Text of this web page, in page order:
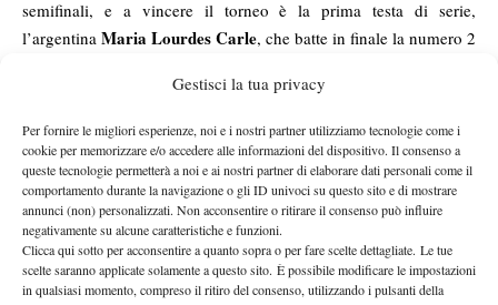
Gestisci la tua privacy
Per fornire le migliori esperienze, noi e i nostri partner utilizziamo tecnologie come i
cookie per memorizzare e/o accedere alle informazioni del dispositivo. Il consenso a
queste tecnologie permetterà a noi e ai nostri partner di elaborare dati personali come il
comportamento durante la navigazione o gli ID univoci su questo sito e di mostrare
annunci (non) personalizzati. Non acconsentire o ritirare il consenso può influire
negativamente su alcune caratteristiche e funzioni.
Clicca qui sotto per acconsentire a quanto sopra o per fare scelte dettagliate. Le tue
scelte saranno applicate solamente a questo sito. È possibile modificare le impostazioni
in qualsiasi momento, compreso il ritiro del consenso, utilizzando i pulsanti della
semifinali, e a vincere il torneo è la prima testa di serie,
l’argentina Maria Lourdes Carle, che batte in finale la numero 2
, ottimo quello della Krupchenko, in semifinale
nonostante la giovane età.
TEJT14&U, Bitola Open 2015 (Clay Outdoor), Bitola (MKD)
Torneo pieno di tennisti balcanici e dell’est Europa quello
macedone di Bitola: lo vince il padrone di casa e primo favorito
Luka Andonov, che ha bisogno di tre set per avere la meglio sul
serbo Stevanovic (6), battuto per 6-3/4-6/6-4. Secondo turno per
Andrea Pigliapoco(WC).